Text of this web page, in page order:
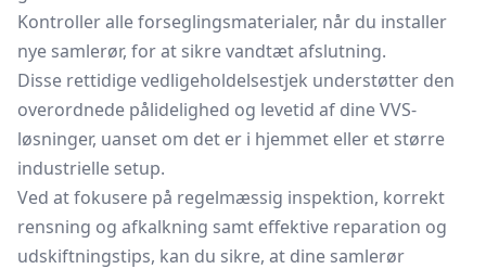
Kontroller alle forseglingsmaterialer, når du installer
nye samlerør, for at sikre vandtæt afslutning.
Disse rettidige vedligeholdelsestjek understøtter den
overordnede pålidelighed og levetid af dine VVS-
løsninger, uanset om det er i hjemmet eller et større
industrielle setup.
Ved at fokusere på regelmæssig inspektion, korrekt
rensning og afkalkning samt effektive reparation og
udskiftningstips, kan du sikre, at dine samlerør